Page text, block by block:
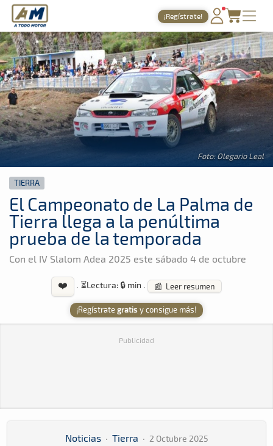
A Todo Motor · Revista del motor desde 1999
¡Regístrate!
PORTADA
TIEMPOS ONLINE
NOTICIAS
AGENDA
GALERÍAS
TIENDA
A Todo Motor » Noticias » Tierra
Foto: Olegario Leal
TIERRA
El Campeonato de La Palma de
Tierra llega a la penúltima
prueba de la temporada
Con el IV Slalom Adea 2025 este sábado 4 de octubre
❤️ · ⏳Lectura: 🔒 min · 📰 Leer resumen
¡Regístrategratis y consigue más!
Publicidad
Noticias · Tierra · 2 Octubre 2025